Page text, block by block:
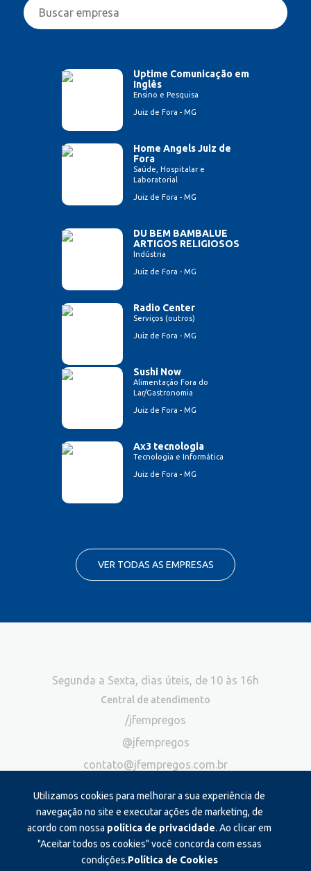
Uptime Comunicação em
Inglês
Ensino e Pesquisa
Juiz de Fora - MG
Home Angels Juiz de
Fora
Saúde, Hospitalar e
Laboratorial
Juiz de Fora - MG
DU BEM BAMBALUE
ARTIGOS RELIGIOSOS
Indústria
Juiz de Fora - MG
Radio Center
Serviços (outros)
Juiz de Fora - MG
Sushi Now
Alimentação Fora do
Lar/Gastronomia
Juiz de Fora - MG
Ax3 tecnologia
Tecnologia e Informática
Juiz de Fora - MG
VER TODAS AS EMPRESAS
Utilizamos cookies para melhorar a sua experiência de
navegação no site e executar ações de marketing, de
acordo com nossa política de privacidade. Ao clicar em
"Aceitar todos os cookies" você concorda com essas
condições.Política de Cookies
Segunda a Sexta, dias úteis, de 10 às 16h
Central de atendimento
/jfempregos
@jfempregos
contato@jfempregos.com.br
Publicidade
*Exclusivo para atendimento via chat. Não atendemos ligações neste
canal
Produzido e administrado por: